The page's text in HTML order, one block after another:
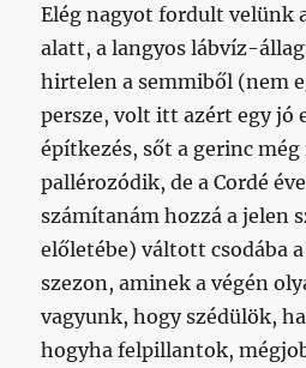
Elég nagyot fordult velünk
alatt, a langyos lábvíz-
hirtelen a semmiből (nem
persze, volt itt azért egy jó
építkezés, sőt a gerinc még
pallérozódik, de a Cordé
számítanám hozzá a jelen
előletébe) váltott csodába
szezon, aminek a végén
vagyunk, hogy szédülök,
hogyha felpillantok,